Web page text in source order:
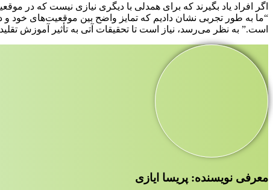
اگر افراد یاد بگیرند که برای همدلی با دیگری نیازی نیست که در
“ما به طور تجربی نشان دادیم که تمایز واضح بین موقعیت‌های خود
است.” به نظر می‌رسد، نیاز است تا تحقیقات آتی به تأثیر آموزش
معرفی نویسنده: پریسا ایازی